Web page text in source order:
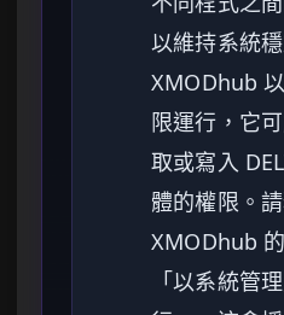
以維持系統
XMODhub
限運行，它
取或寫入
體的權限。
XMODhub
「以系統管